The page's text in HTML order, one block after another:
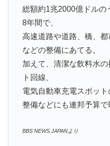
総額約1兆2000億ドルの
8年間で、
高速道路や道路、橋、
などの整備にあてる。
加えて、清潔な飲料水
ト回線、
電気自動車充電スポッ
整備などにも連邦予算で
BBS NEWS JAPANより